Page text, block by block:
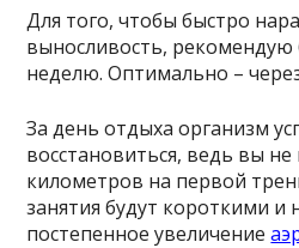
Для того, чтобы быстро
выносливость, рекомендую
неделю. Оптимально –
За день отдыха организм
восстановиться, ведь вы
километров на первой
занятия будут короткими
постепенное увеличение